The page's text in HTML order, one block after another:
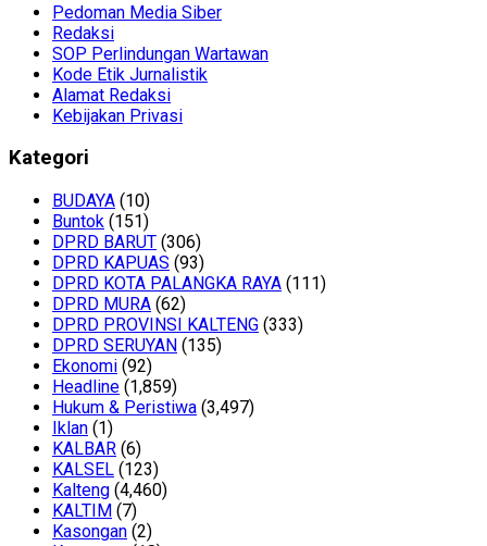
Pedoman Media Siber
Redaksi
SOP Perlindungan Wartawan
Kode Etik Jurnalistik
Alamat Redaksi
Kebijakan Privasi
Kategori
BUDAYA (10)
Buntok (151)
DPRD BARUT (306)
DPRD KAPUAS (93)
DPRD KOTA PALANGKA RAYA (111)
DPRD MURA (62)
DPRD PROVINSI KALTENG (333)
DPRD SERUYAN (135)
Ekonomi (92)
Headline (1,859)
Hukum & Peristiwa (3,497)
Iklan (1)
KALBAR (6)
KALSEL (123)
Kalteng (4,460)
KALTIM (7)
Kasongan (2)